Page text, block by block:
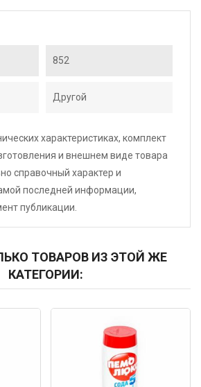
852
Другой
характеристиках, комплект
и внешнем виде товара
справочный характер и
последней информации,
публикации.
ТОВАРОВ ИЗ ЭТОЙ ЖЕ
КАТЕГОРИИ: